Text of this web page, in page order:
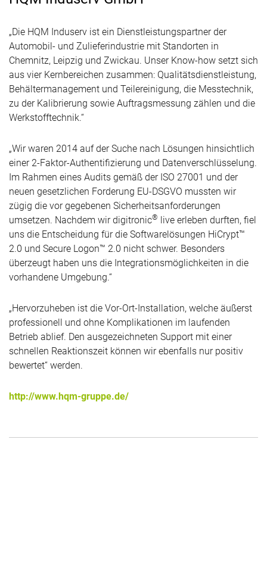
„Die HQM Induserv ist ein Dienstleistungspartner der
Automobil- und Zulieferindustrie mit Standorten in
Chemnitz, Leipzig und Zwickau. Unser Know-how setzt sich
aus vier Kernbereichen zusammen: Qualitätsdienstleistung,
Behältermanagement und Teilereinigung, die Messtechnik,
zu der Kalibrierung sowie Auftragsmessung zählen und die
Werkstofftechnik.“
„Wir waren 2014 auf der Suche nach Lösungen hinsichtlich
einer 2-Faktor-Authentifizierung und Datenverschlüsselung.
Im Rahmen eines Audits gemäß der ISO 27001 und der
neuen gesetzlichen Forderung EU-DSGVO mussten wir
zügig die vor gegebenen Sicherheitsanforderungen
umsetzen. Nachdem wir digitronic® live erleben durften, fiel
uns die Entscheidung für die Softwarelösungen HiCrypt™
2.0 und Secure Logon™ 2.0 nicht schwer. Besonders
überzeugt haben uns die Integrationsmöglichkeiten in die
vorhandene Umgebung.“
„Hervorzuheben ist die Vor-Ort-Installation, welche äußerst
professionell und ohne Komplikationen im laufenden
Betrieb ablief. Den ausgezeichneten Support mit einer
schnellen Reaktionszeit können wir ebenfalls nur positiv
bewertet“ werden.
http://www.hqm-gruppe.de/